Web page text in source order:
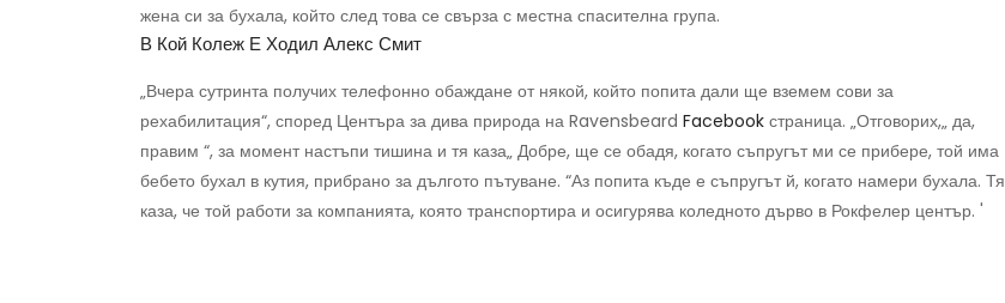
жена си за бухала, който след това се свърза с местна спасителна група.
В Кой Колеж Е Ходил Алекс Смит
„Вчера сутринта получих телефонно обаждане от някой, който попита дали ще вземем сови за
рехабилитация“, според Центъра за дива природа на Ravensbeard Facebook страница. „Отговорих,„ да,
правим “, за момент настъпи тишина и тя каза„ Добре, ще се обадя, когато съпругът ми се прибере, той има
бебето бухал в кутия, прибрано за дългото пътуване. “Аз попита къде е съпругът й, когато намери бухала. Тя
каза, че той работи за компанията, която транспортира и осигурява коледното дърво в Рокфелер център. '